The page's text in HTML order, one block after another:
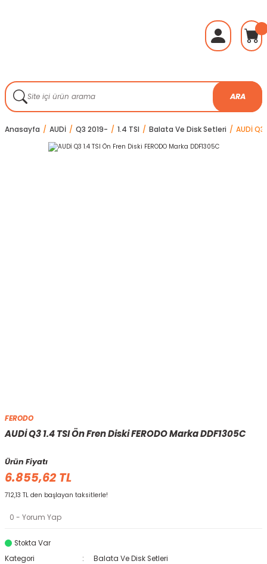
ARA
Anasayfa AUDİ Q3 2019- 1.4 TSI Balata Ve Disk Setleri AUDİ Q3
FERODO
AUDİ Q3 1.4 TSI Ön Fren Diski FERODO Marka DDF1305C
Ürün Fiyatı
6.855,62 TL
712,13 TL den başlayan taksitlerle!
0 - Yorum Yap
Stokta Var
Kategori
Balata Ve Disk Setleri